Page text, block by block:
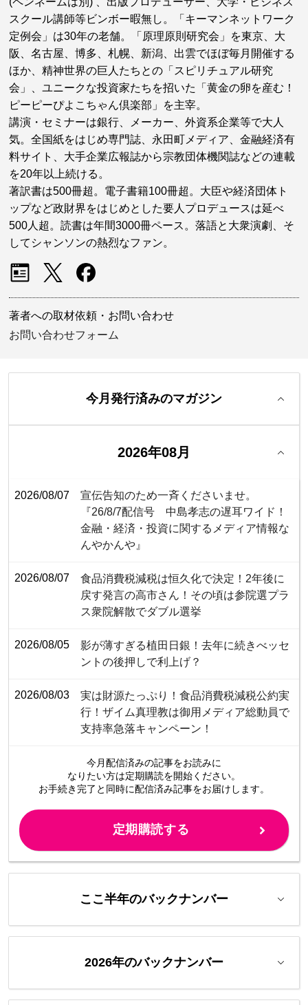
スクール講師等ビンボー暇無し。「キーマンネットワーク
定例会」は30年の老舗。「原理原則研究会」を東京、大
阪、名古屋、博多、札幌、新潟、出雲でほぼ毎月開催する
ほか、精神世界の巨人たちとの「スピリチュアル研究
会」、ユニークな投資家たちを招いた「黄金の卵を産む！
ピーピーぴよこちゃん倶楽部」を主宰。
講演・セミナーは銀行、メーカー、外資系企業等で大人
気。全国紙をはじめ専門誌、永田町メディア、金融経済有
料サイト、大手企業広報誌から宗教団体機関誌などの連載
を20年以上続ける。
著訳書は500冊超。電子書籍100冊超。大臣や経済団体ト
ップなど政財界をはじめとした要人プロデュースは延べ
500人超。読書は年間3000冊ペース。落語と大衆演劇、そ
してシャンソンの熱烈なファン。
著者への取材依頼・お問い合わせ
お問い合わせフォーム
今月発行済みのマガジン
2026年08月
2026/08/07
宣伝告知のため一斉くださいませ。
『26/8/7配信号 中島孝志の遅耳ワイド！
金融・経済・投資に関するメディア情報な
んやかんや』
2026/08/07
食品消費税減税は恒久化で決定！2年後に
戻す発言の高市さん！その頃は参院選プラ
ス衆院解散でダブル選挙
2026/08/05
影が薄すぎる植田日銀！去年に続きべッセ
ントの後押しで利上げ？
2026/08/03
​​​​​​​​​​​​​​​​​​​​​​​​​​実は財源たっぷり！食品消費税減税公約実
行！ザイム真理教は御用メディア総動員で
支持率急落キャンペーン！
今月配信済みの記事をお読みに
なりたい方は定期購読を開始ください。
お手続き完了と同時に配信済み記事をお届けします。
定期購読する
ここ半年のバックナンバー
2026年のバックナンバー